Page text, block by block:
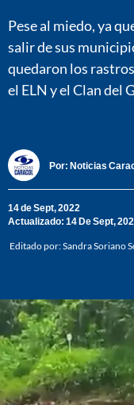
Pese al miedo, ya
salir de sus
quedaron los
el ELN y el Clan del
Por: Noticias
14 de Sept, 2022
Actualizado: 14 De Sept,
Editado por:Sandra Soriano